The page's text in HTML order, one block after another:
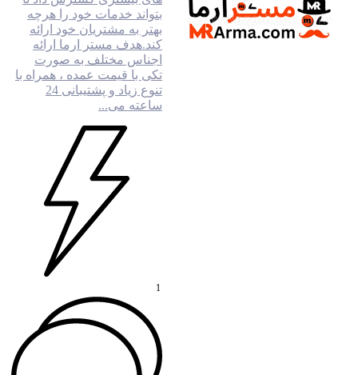
بتواند خدمات خود را هرچه
بهتر به مشتریان خود ارائه
کند.هدف مستر ارما ارائه
اجناس مختلف به صورت
تکی با قیمت عمده ، همراه با
تنوع زیاد و پشتیبانی 24
ساعته می...
1